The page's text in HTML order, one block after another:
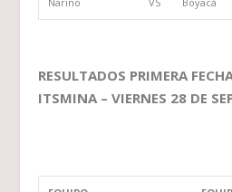
RESULTADOS PRIMERA
ITSMINA – VIERNES 28 DE